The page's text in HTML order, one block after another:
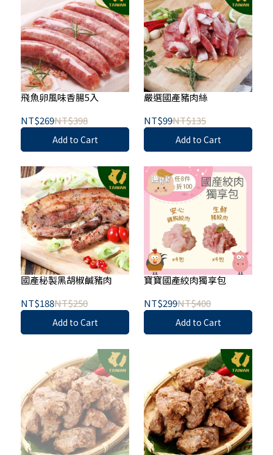
飛魚卵風味香腸5入
NT$269NT$398
Add to Cart
嚴選國產豬肉絲
NT$99NT$135
Add to Cart
國產秘製黑胡椒鹹豬肉
NT$188NT$250
Add to Cart
寶寶國產絞肉獨享包
NT$299NT$400
Add to Cart